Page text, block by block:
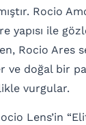
Rocio
yapısı ile
Rocio Ares
ve doğal bir
vurgular.
Lens’in